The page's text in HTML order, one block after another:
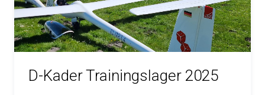
D-Kader Trainingslager 2025